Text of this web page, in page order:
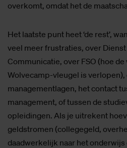
overkomt, omdat het de
Het laatste punt heet ‘de rest’,
veel meer frustraties, over
Communicatie, over FSO (hoe
Wolvecamp-vleugel is verlopen),
managementlagen, het contact
management, of tussen de
opleidingen. Als je uitrekent
geldstromen (collegegeld,
daadwerkelijk naar het onderwijs